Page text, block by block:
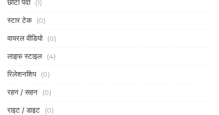
छोटा पर्दा (1)
स्टार टेक (0)
वायरल वीडियो (0)
लाइफ स्टाइल (4)
रिलेशनशिप (0)
रहन / सहन (0)
राइट / डाइट (0)